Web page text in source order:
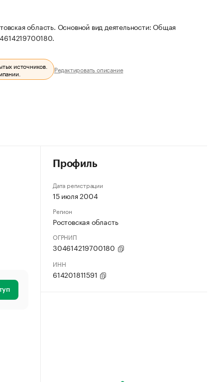
область. Основной вид деятельности: Общая
источников.
Редактировать описание
Профиль
Дата регистрации
15 июля 2004
Регион
Ростовская область
ОГРНИП
304614219700180
ИНН
614201811591